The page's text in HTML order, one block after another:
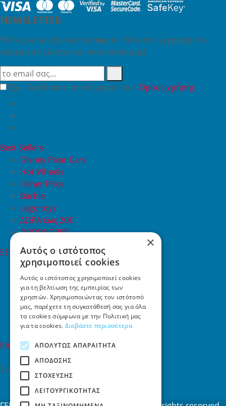
NEWSLETTER
Θέλεις να μη χάνεις προσφορά; Κάνε την εγγραφή σου
σήμερα στη λίστα του newsletter μας!
Έχω διαβάσει κι αποδέχομαι τουςΌρους χρήσης
Best Sellers
Disney Pixar Cars
Hot Wheels
Fisher Price
Barbie
Lego toys
ΔΩΡΑ έως 20€
ΠΡΟΣΦΟΡΕΣ
Εξυπηρέτηση Πελατών
Εξυπηρέτηση πελατών
Συχνές ερωτήσεις
Όροι χρήσης
Τρόποι Πληρωμής
Επιστροφές
Επικοινωνία
Επικοινωνία
Σκαλάνι, Ηράκλειο Κρήτης
2810731415
info[at]toys4u.gr
×
Αυτός ο ιστότοπος
χρησιμοποιεί cookies
Αυτός ο ιστότοπος χρησιμοποιεί cookies
για τη βελτίωση της εμπειρίας των
χρηστών. Χρησιμοποιώντας τον ιστότοπό
μας, παρέχετε τη συγκατάθεσή σας για όλα
τα cookies σύμφωνα με την Πολιτική μας
για τα cookies. Διαβάστε περισσότερα
ΑΠΟΛΎΤΩΣ ΑΠΑΡΑΊΤΗΤΑ
ΑΠΌΔΟΣΗΣ
ΣΤΌΧΕΥΣΗΣ
ΛΕΙΤΟΥΡΓΙΚΌΤΗΤΑΣ